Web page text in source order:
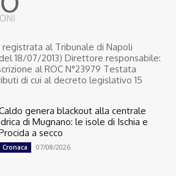
al Tribunale di Napoli
18/07/2013) Direttore responsabile:
al ROC N°23979 Testata
di cui al decreto legislativo 15
genera blackout alla centrale
di Mugnano: le isole di Ischia e
a secco
Cronaca 07/08/2026